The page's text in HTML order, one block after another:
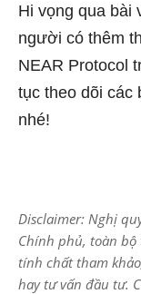
Hi vọng qua bài
người có thêm
NEAR Protocol
tục theo dõi các
nhé!
Disclaimer: Nghị
Chính phủ, toàn
tính chất tham
hay tư vấn đầu tư.